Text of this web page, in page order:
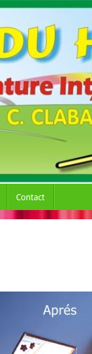
Contact